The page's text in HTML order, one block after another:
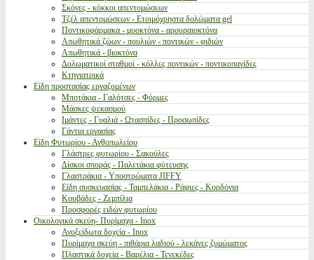
Σκόνες - κόκκοι απεντομώσεων
Τζέλ απεντομώσεων - Ετοιμόχρηστα δολώματα gel
Ποντικοφάρμακα - μυοκτόνα - αρουραιοκτόνα
Απωθητικά ζώων - πουλιών - ποντικών - φιδιών
Απωθητικά - βιοκτόνα
Δολωματικοί σταθμοί - κόλλες ποντικών - ποντικοπαγίδες
Κτηνιατρικά
Είδη προστασίας εργαζομένων
Μποτάκια - Γαλότσες - Φόρμες
Μάσκες ψεκασμού
Ιμάντες - Γυαλιά - Ωτασπίδες - Προσωπίδες
Γάντια εργασίας
Είδη Φυτωρίου - Ανθοπωλείου
Γλάστρες φυτωρίου - Σακούλες
Δίσκοι σποράς - Παλετάκια φύτευσης
Γλαστράκια - Υποστρώματα JIFFY
Είδη συσκευασίας - Ταμπελάκια - Ράφιες - Κορδόνια
Κουβάδες - Ζεμπίλια
Προσφορές ειδών φυτωρίου
Οικολογικά σκεύη- Πυρίμαχα - Inox
Ανοξείδωτα δοχεία - Inox
Πυρίμαχα σκεύη - πιθάρια λαδιού - λεκάνες ζυμώματος
Πλαστικά δοχεία - Βαρέλια - Τενεκέδες